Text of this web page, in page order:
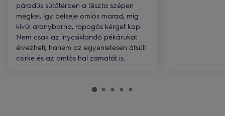
páradús sütőtérben a tészta szépen
megkel, így belseje omlós marad, míg
kívül aranybarna, ropogós kérget kap.
Nem csak az ínycsiklandó pékárukat
élvezheti, hanem az egyenletesen átsült
csirke és az omlós hal zamatát is.